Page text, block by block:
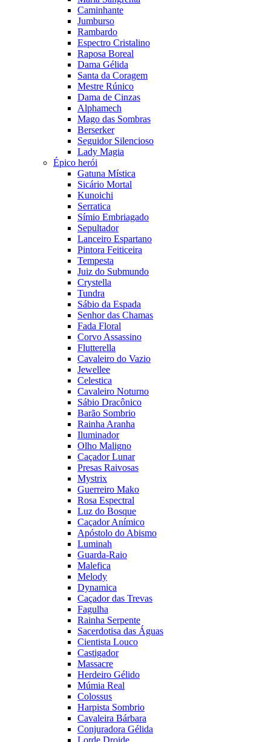
Caminhante
Jumburso
Rambardo
Espectro Cristalino
Raposa Boreal
Dama Gélida
Santa da Coragem
Mestre Rúnico
Dama de Cinzas
Alphamech
Mago das Sombras
Berserker
Seguidor Silencioso
Lady Magia
Épico herói
Gatuna Mística
Sicário Mortal
Kunoichi
Serratica
Símio Embriagado
Sepultador
Lanceiro Espartano
Pintora Feiticeira
Tempesta
Juiz do Submundo
Crystella
Tundra
Sábio da Espada
Senhor das Chamas
Fada Floral
Corvo Assassino
Flutterella
Cavaleiro do Vazio
Jewellee
Celestica
Cavaleiro Noturno
Sábio Dracônico
Barão Sombrio
Rainha Aranha
Iluminador
Olho Maligno
Caçador Lunar
Presas Raivosas
Mystrix
Guerreiro Mako
Rosa Espectral
Luz do Bosque
Caçador Anímico
Apóstolo do Abismo
Luminah
Guarda-Raio
Malefica
Melody
Dynamica
Caçador das Trevas
Fagulha
Rainha Serpente
Sacerdotisa das Águas
Cientista Louco
Castigador
Massacre
Herdeiro Gélido
Múmia Real
Colossus
Harpista Sombrio
Cavaleira Bárbara
Conjuradora Gélida